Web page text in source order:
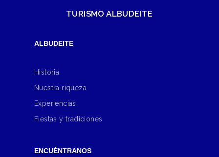
TURISMO ALBUDEITE
ALBUDEITE
Historia
Nuestra riqueza
Experiencias
Fiestas y tradiciones
ENCUÉNTRANOS